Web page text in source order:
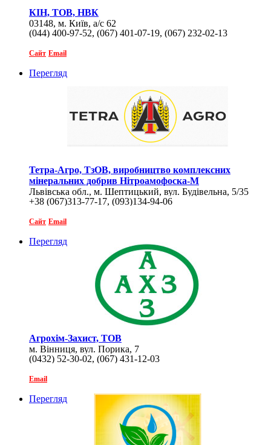
КІН, ТОВ, НВК
03148, м. Київ, а/с 62
(044) 400-97-52, (067) 401-07-19, (067) 232-02-13
Сайт Email
Перегляд
Тетра-Агро, ТзОВ, виробництво комплексних
мінеральних добрив Нітроамофоска-М
Львівська обл., м. Шептицький, вул. Будівельна, 5/35
+38 (067)313-77-17, (093)134-94-06
Сайт Email
Перегляд
Агрохім-Захист, ТОВ
м. Вінниця, вул. Порика, 7
(0432) 52-30-02, (067) 431-12-03
Email
Перегляд